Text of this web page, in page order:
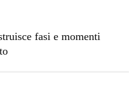
fasi e momenti